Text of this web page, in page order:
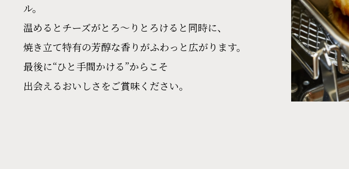
ル。
温めるとチーズがとろ～りとろけると同時に、
焼き立て特有の芳醇な香りがふわっと広がります。
最後に“ひと手間かける”からこそ
出会えるおいしさをご賞味ください。